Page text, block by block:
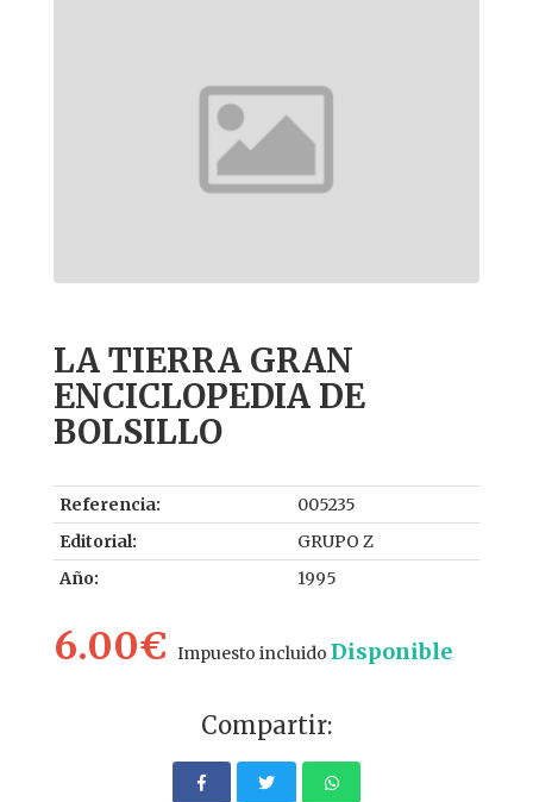
LA TIERRA GRAN
ENCICLOPEDIA DE
BOLSILLO
Referencia:
005235
Editorial:
GRUPO Z
Año:
1995
6.00€ Impuesto incluido Disponible
Compartir: